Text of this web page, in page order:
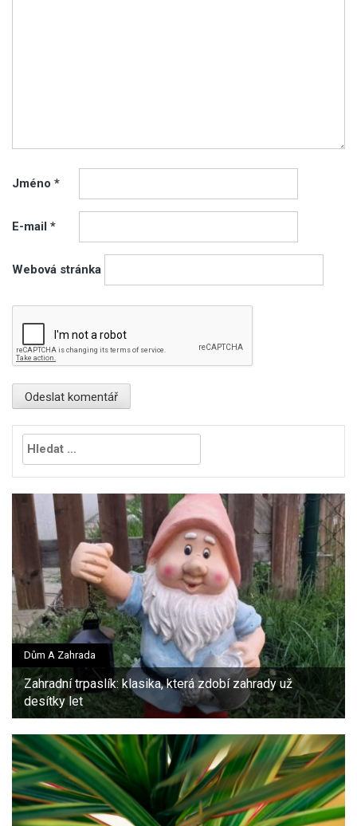
Jméno *
E-mail *
Webová stránka
Vyhledávání
Dům A Zahrada
Zahradní trpaslík: klasika, která zdobí zahrady už
desítky let